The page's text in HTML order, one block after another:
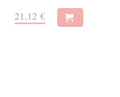
21,12 €